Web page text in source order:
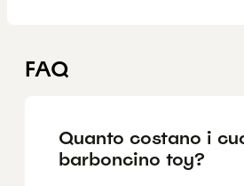
FAQ
Quanto costano i
barboncino toy?